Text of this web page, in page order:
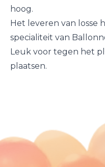
hoog.
Het leveren van losse
specialiteit van
Leuk voor tegen het
plaatsen.